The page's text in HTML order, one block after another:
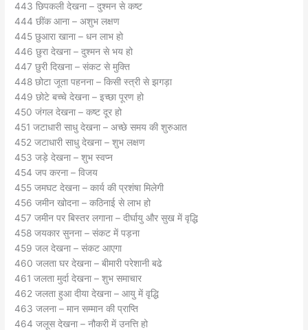
443 छिपकली देखना – दुश्मन से कष्ट
444 छींक आना – अशुभ लक्षण
445 छुआरा खाना – धन लाभ हो
446 छुरा देखना – दुश्मन से भय हो
447 छुरी दिखना – संकट से मुक्ति
448 छोटा जूता पहनना – किसी स्त्री से झगड़ा
449 छोटे बच्चे देखना – इच्छा पूरण हो
450 जंगल देखना – कष्ट दूर हो
451 जटाधारी साधु देखना – अच्छे समय की शुरुआत
452 जटाधारी साधु देखना – शुभ लक्षण
453 जड़े देखना – शुभ स्वप्न
454 जप करना – विजय
455 जमघट देखना – कार्य की प्रशंषा मिलेगी
456 जमीन खोदना – कठिनाई से लाभ हो
457 जमीन पर बिस्तर लगाना – दीर्घायु और सुख में वृद्धि
458 जयकार सुनना – संकट में पड़ना
459 जल देखना – संकट आएगा
460 जलता घर देखना – बीमारी परेशानी बढे
461 जलता मुर्दा देखना – शुभ समाचार
462 जलता हुआ दीया देखना – आयु में वृद्धि
463 जलना – मान सम्मान की प्राप्ति
464 जलूस देखना – नौकरी में उनत्ति हो